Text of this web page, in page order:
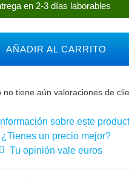
en 2-3 días laborables
AÑADIR AL CARRITO
no tiene aún valoraciones de
sobre este
¿Tienes un precio mejor?
Tu opinión vale euros